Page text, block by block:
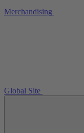
Merchandising
Global Site